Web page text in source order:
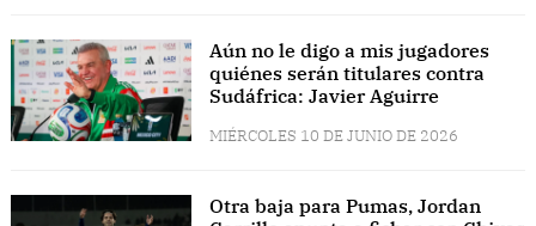
Aún no le digo a mis jugadores
quiénes serán titulares contra
Sudáfrica: Javier Aguirre
MIÉRCOLES 10 DE JUNIO DE 2026
Otra baja para Pumas, Jordan